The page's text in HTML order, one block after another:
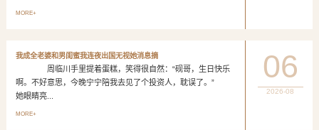
MORE+
我成全老婆和男闺蜜我连夜出国无视她消息摘
周临川手里提着蛋糕，笑得很自然：“砚哥，生日快乐
啊。不好意思，今晚宁宁陪我去见了个投资人，耽误了。”
她眼睛亮...
MORE+
06
2026-08